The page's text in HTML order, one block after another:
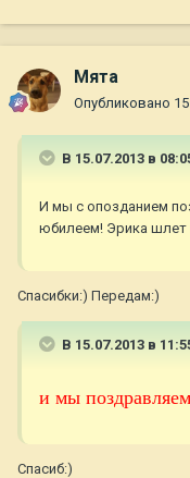
Мята
Опубликовано
В 15.07.2013 в
И мы с опозданием
юбилеем! Эрика шлет
Спасибки:) Передам:)
В 15.07.2013 в
и мы поздравляем
Спасиб:)